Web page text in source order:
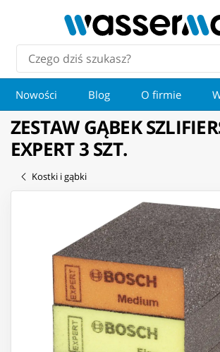
Nowości Blog O firmie
ZESTAW GĄBEK
EXPERT 3 SZT.
Kostki i gąbki